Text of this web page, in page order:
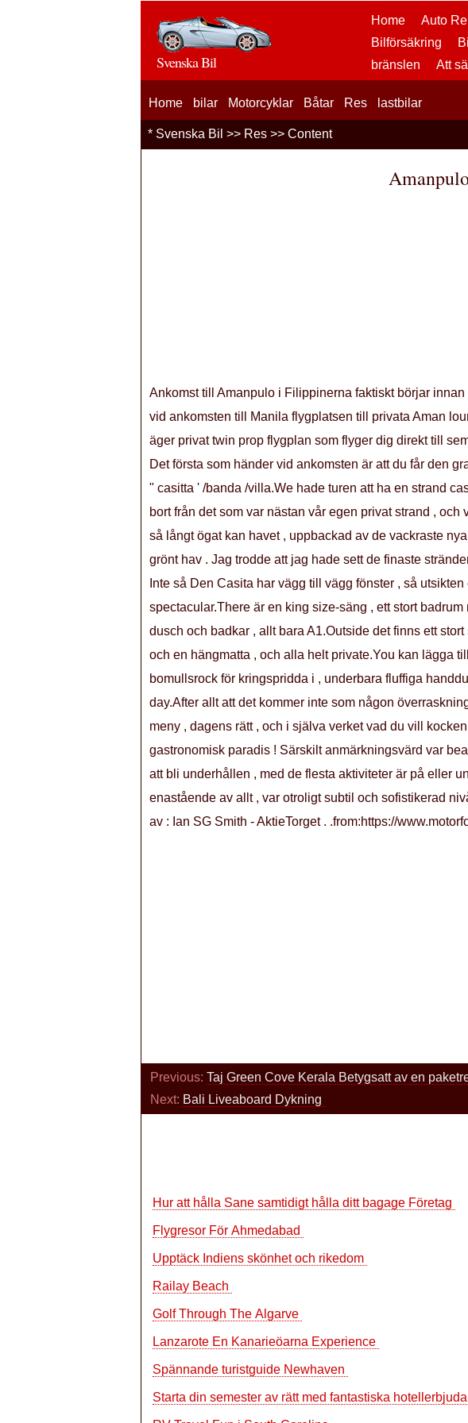
Home Auto
Bilförsäkring
bränslen
Att
Svenska Bil
Home bilar Motorcyklar Båtar Res lastbilar
* Svenska Bil >> Res >> Content
Ankomst till Amanpulo i Filippinerna faktiskt börjar
vid ankomsten till Manila flygplatsen till privata Aman
äger privat twin prop flygplan som flyger dig direkt till
Det första som händer vid ankomsten är att du får den
" casitta ' /banda /villa.We hade turen att ha en strand
bort från det som var nästan vår egen privat strand , och
så långt ögat kan havet , uppbackad av de vackraste
grönt hav . Jag trodde att jag hade sett de finaste
Inte så Den Casita har vägg till vägg fönster , så
spectacular.There är en king size-säng , ett stort
dusch och badkar , allt bara A1.Outside det finns ett
och en hängmatta , och alla helt private.You kan lägga
bomullsrock för kringspridda i , underbara fluffiga
day.After allt att det kommer inte som någon
meny , dagens rätt , och i själva verket vad du vill
gastronomisk paradis ! Särskilt anmärkningsvärd var
att bli underhållen , med de flesta aktiviteter är på eller
enastående av allt , var otroligt subtil och sofistikerad
av : Ian SG Smith - AktieTorget . .from:https://
Previous: Taj Green Cove Kerala Betygsatt av en
Next: Bali Liveaboard Dykning
Hur att hålla Sane samtidigt hålla ditt bagage Företag
Flygresor För Ahmedabad
Upptäck Indiens skönhet och rikedom
Railay Beach
Golf Through The Algarve
Lanzarote En Kanarieöarna Experience
Spännande turistguide Newhaven
Starta din semester av rätt med fantastiska